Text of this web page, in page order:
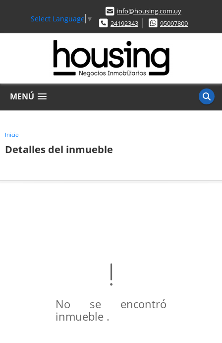
Select Language ▼
info@housing.com.uy
24192343
95097809
MENÚ
Inicio
Detalles del inmueble
No se encontró
inmueble .